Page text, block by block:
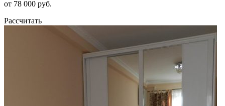
от 78 000 руб.
Рассчитать